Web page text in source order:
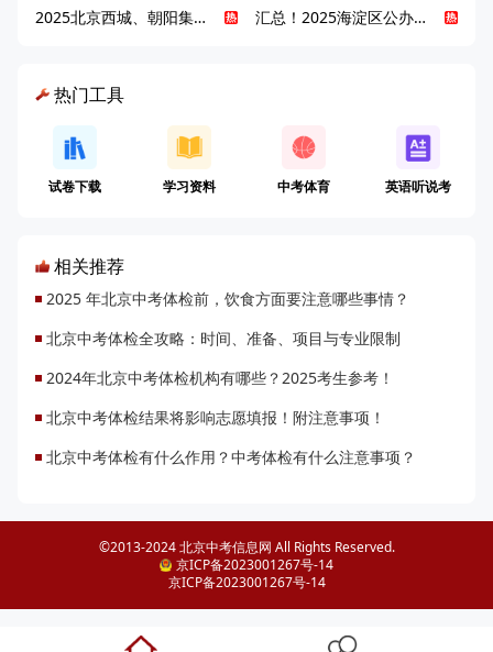
2025北京西城、朝阳集团校直升新动态
汇总！2025海淀区公办高中校情全解
热门工具
试卷下载 学习资料 中考体育 英语听说考
相关推荐
2025 年北京中考体检前，饮食方面要注意哪些事情？
北京中考体检全攻略：时间、准备、项目与专业限制
2024年北京中考体检机构有哪些？2025考生参考！
北京中考体检结果将影响志愿填报！附注意事项！
北京中考体检有什么作用？中考体检有什么注意事项？
©2013-2024 北京中考信息网 All Rights Reserved.
京ICP备2023001267号-14
京ICP备2023001267号-14